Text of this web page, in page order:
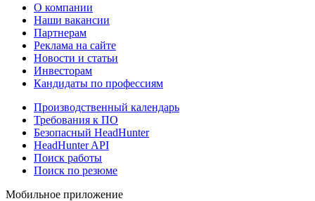
О компании
Наши вакансии
Партнерам
Реклама на сайте
Новости и статьи
Инвесторам
Кандидаты по профессиям
Производственный календарь
Требования к ПО
Безопасный HeadHunter
HeadHunter API
Поиск работы
Поиск по резюме
Мобильное приложение